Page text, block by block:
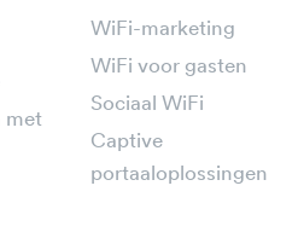
met
WiFi-marketing
WiFi voor gasten
Sociaal WiFi
Captive
portaaloplossingen